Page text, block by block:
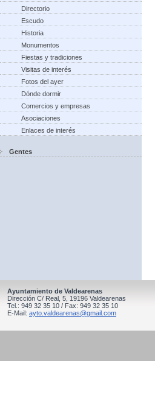
Directorio
Escudo
Historia
Monumentos
Fiestas y tradiciones
Visitas de interés
Fotos del ayer
Dónde dormir
Comercios y empresas
Asociaciones
Enlaces de interés
Gentes
Ayuntamiento de Valdearenas
Dirección C/ Real, 5, 19196 Valdearenas
Tel.: 949 32 35 10 / Fax: 949 32 35 10
E-Mail: ayto.valdearenas@gmail.com